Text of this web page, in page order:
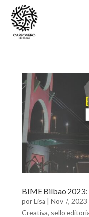
BIME Bilbao 2023:
porLisa | Nov 7, 2023
Creativa, sello